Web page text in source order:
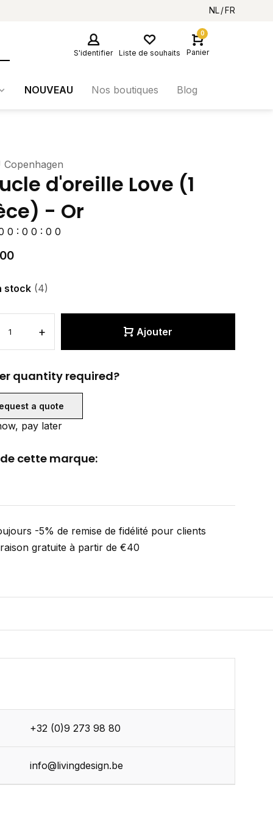
NL FR
S'identifier Liste de souhaits
0
Panier
NOUVEAU Nos boutiques Blog
Copenhagen
d'oreille Love (1
- Or
0 : 0 0 : 0 0
stock (4)
+ Ajouter
quantity required?
a quote
pay later
cette marque:
-5% de remise de fidélité pour clients
gratuite à partir de €40
+32 (0)9 273 98 80
info@livingdesign.be